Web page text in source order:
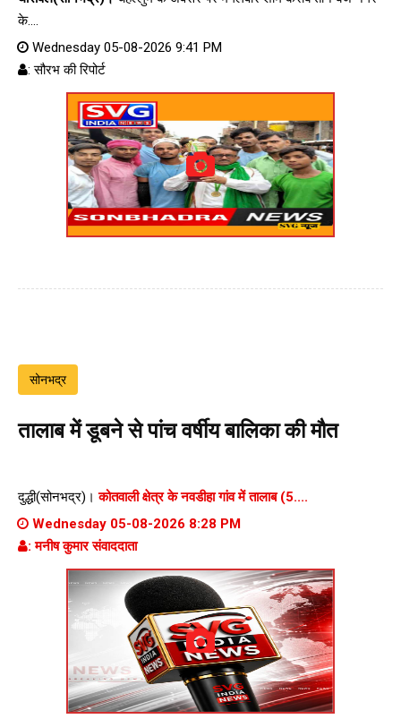
के....
Wednesday 05-08-2026 9:41 PM
: सौरभ की रिपोर्ट
सोनभद्र
तालाब में डूबने से पांच वर्षीय बालिका की मौत
दुद्धी(सोनभद्र)।कोतवाली क्षेत्र के नवडीहा गांव में तालाब (5....
Wednesday 05-08-2026 8:28 PM
: मनीष कुमार संवाददाता